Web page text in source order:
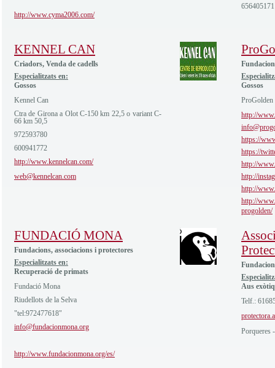
http://www.cyma2006.com/
656405171
KENNEL CAN
Criadors, Venda de cadells
Especialitzats en:
Gossos
Kennel Can
Ctra de Girona a Olot C-150 km 22,5 o variant C-
66 km 50,5
972593780
600941772
http://www.kennelcan.com/
web@kennelcan.com
Gossos
ProGolden
http://
https://
https://
http://
http://
http://
http://
progolden/
FUNDACIÓ MONA
Fundacions, associacions i protectores
Especialitzats en:
Recuperació de primats
Fundació Mona
Riudellots de la Selva
"tel:972477618"
info@fundacionmona.org
http://www.fundacionmona.org/es/
Aus
Telf.:
Porqueres